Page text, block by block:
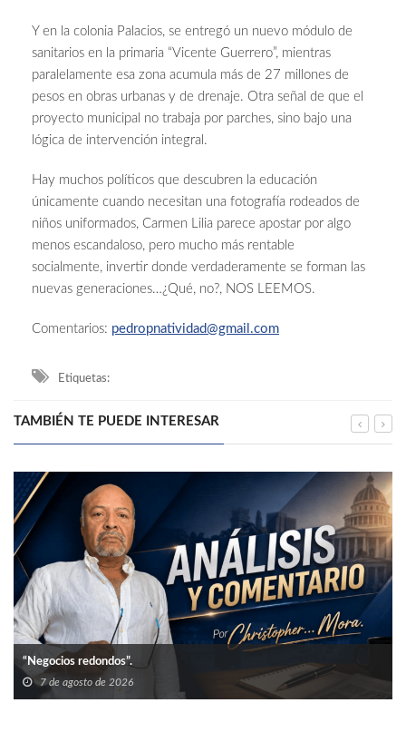
Y en la colonia Palacios, se entregó un nuevo módulo de
sanitarios en la primaria “Vicente Guerrero”, mientras
paralelamente esa zona acumula más de 27 millones de
pesos en obras urbanas y de drenaje. Otra señal de que el
proyecto municipal no trabaja por parches, sino bajo una
lógica de intervención integral.
Hay muchos políticos que descubren la educación
únicamente cuando necesitan una fotografía rodeados de
niños uniformados, Carmen Lilia parece apostar por algo
menos escandaloso, pero mucho más rentable
socialmente, invertir donde verdaderamente se forman las
nuevas generaciones…¿Qué, no?, NOS LEEMOS.
Comentarios: pedropnatividad@gmail.com
Etiquetas:
TAMBIÉN TE PUEDE INTERESAR
“Negocios redondos”.
7 de agosto de 2026